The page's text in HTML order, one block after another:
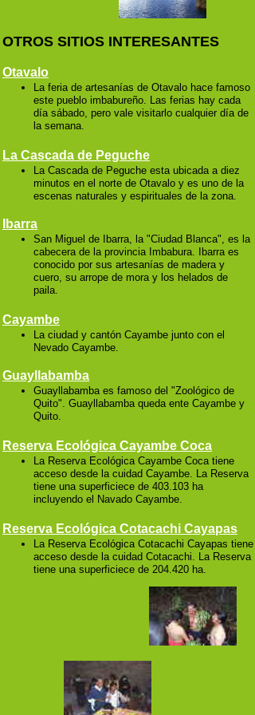
OTROS SITIOS INTERESANTES
Otavalo
La feria de artesanías de Otavalo hace famoso
este pueblo imbabureño. Las ferias hay cada
día sábado, pero vale visitarlo cualquier día de
la semana.
La Cascada de Peguche
La Cascada de Peguche esta ubicada a diez
minutos en el norte de Otavalo y es uno de la
escenas naturales y espirituales de la zona.
Ibarra
San Miguel de Ibarra, la "Ciudad Blanca", es la
cabecera de la provincia Imbabura. Ibarra es
conocido por sus artesanías de madera y
cuero, su arrope de mora y los helados de
paila.
Cayambe
La ciudad y cantón Cayambe junto con el
Nevado Cayambe.
Guayllabamba
Guayllabamba es famoso del "Zoológico de
Quito". Guayllabamba queda ente Cayambe y
Quito.
Reserva Ecológica Cayambe Coca
La Reserva Ecológica Cayambe Coca tiene
acceso desde la cuidad Cayambe. La Reserva
tiene una superficiece de 403.103 ha
incluyendo el Navado Cayambe.
Reserva Ecológica Cotacachi Cayapas
La Reserva Ecológica Cotacachi Cayapas tiene
acceso desde la cuidad Cotacachi. La Reserva
tiene una superficiece de 204.420 ha.